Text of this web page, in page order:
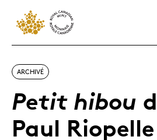
ARCHIVÉ
Petit hibou
Paul